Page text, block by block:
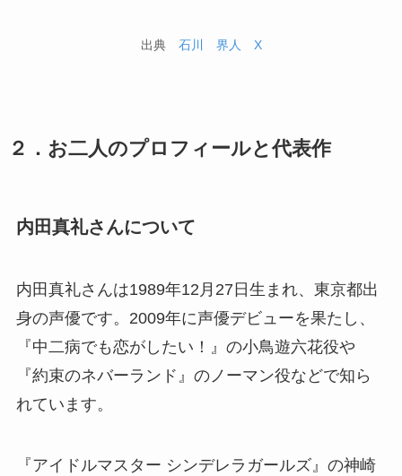
出典 石川 界人 X
２．お二人のプロフィールと代表作
内田真礼さんについて
内田真礼さんは1989年12月27日生まれ、東京都出
身の声優です。2009年に声優デビューを果たし、
『中二病でも恋がしたい！』の小鳥遊六花役や
『約束のネバーランド』のノーマン役などで知ら
れています。
『アイドルマスター シンデレラガールズ』の神崎